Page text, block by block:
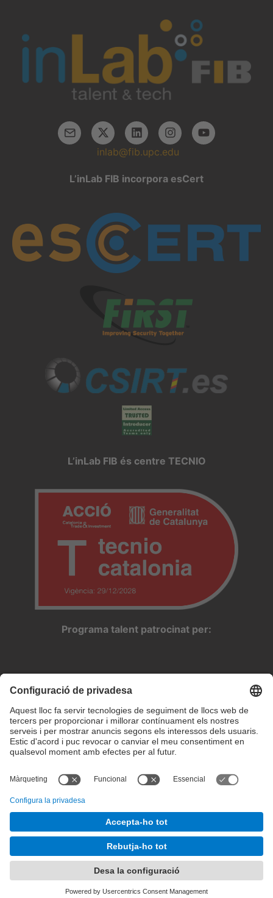
inlab@fib.upc.edu
L’inLab FIB incorpora esCert
L’inLab FIB és centre TECNIO
Programa talent patrocinat per:
Configuració de privadesa
Condicions d’ús